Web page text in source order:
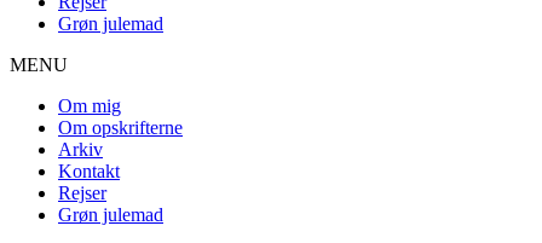
Grøn julemad
MENU
Om mig
Om opskrifterne
Arkiv
Kontakt
Rejser
Grøn julemad